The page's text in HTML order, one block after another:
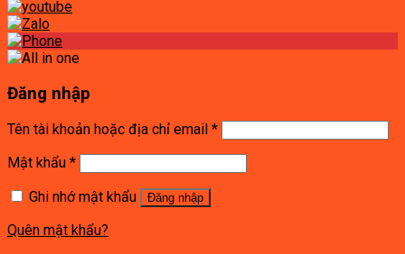
Đăng nhập
Tên tài khoản hoặc địa chỉ email *
Mật khẩu *
Ghi nhớ mật khẩu
Đăng nhập
Quên mật khẩu?